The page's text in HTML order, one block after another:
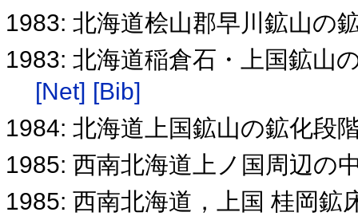
1983: 北海道桧山郡早川鉱山の
1983: 北海道稲倉石・上国鉱山
[Net] [Bib]
1984: 北海道上国鉱山の鉱化段
1985: 西南北海道上ノ国周辺の
1985: 西南北海道，上国 桂岡